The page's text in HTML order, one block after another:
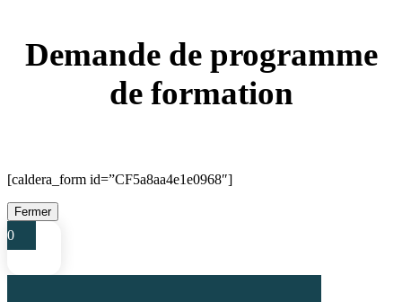
Demande de programme
de formation
[caldera_form id=”CF5a8aa4e1e0968″]
Fermer
0